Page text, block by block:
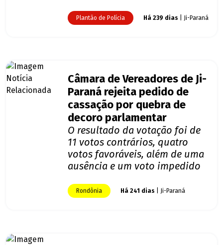
Plantão de Polícia Há 239 dias | Ji-Paraná
Câmara de Vereadores de Ji-
Paraná rejeita pedido de
cassação por quebra de
decoro parlamentar
O resultado da votação foi de
11 votos contrários, quatro
votos favoráveis, além de uma
ausência e um voto impedido
Rondônia Há 241 dias | Ji-Paraná